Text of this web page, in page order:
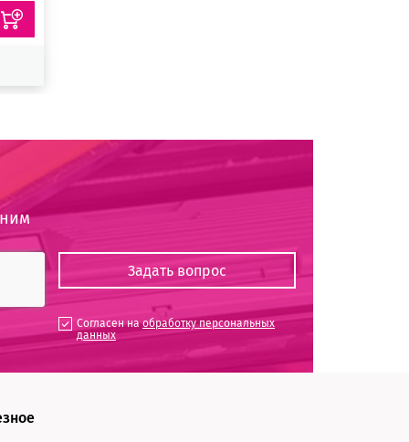
Согласен наобработку персональных
данных